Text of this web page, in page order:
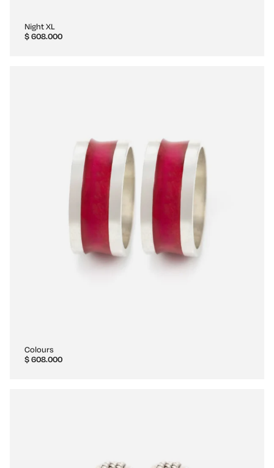
Night XL
$608.000
Colours
$608.000